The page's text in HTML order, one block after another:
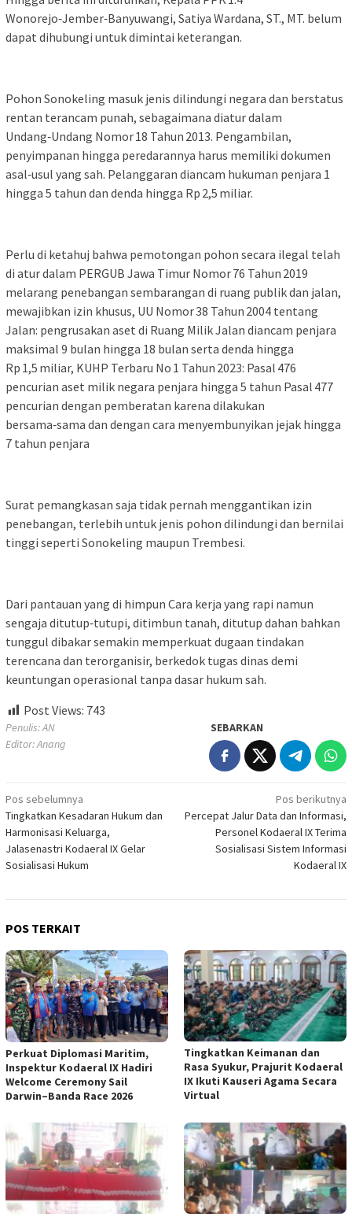
Wonorejo‑Jember‑Banyuwangi, Satiya Wardana, ST., MT. belum
dapat dihubungi untuk dimintai keterangan.
Pohon Sonokeling masuk jenis dilindungi negara dan berstatus
rentan terancam punah, sebagaimana diatur dalam
Undang‑Undang Nomor 18 Tahun 2013. Pengambilan,
penyimpanan hingga peredarannya harus memiliki dokumen
asal‑usul yang sah. Pelanggaran diancam hukuman penjara 1
hingga 5 tahun dan denda hingga Rp 2,5 miliar.
Perlu di ketahuj bahwa pemotongan pohon secara ilegal telah
di atur dalam PERGUB Jawa Timur Nomor 76 Tahun 2019
melarang penebangan sembarangan di ruang publik dan jalan,
mewajibkan izin khusus, UU Nomor 38 Tahun 2004 tentang
Jalan: pengrusakan aset di Ruang Milik Jalan diancam penjara
maksimal 9 bulan hingga 18 bulan serta denda hingga
Rp 1,5 miliar, KUHP Terbaru No 1 Tahun 2023: Pasal 476
pencurian aset milik negara penjara hingga 5 tahun Pasal 477
pencurian dengan pemberatan karena dilakukan
bersama‑sama dan dengan cara menyembunyikan jejak hingga
7 tahun penjara
Surat pemangkasan saja tidak pernah menggantikan izin
penebangan, terlebih untuk jenis pohon dilindungi dan bernilai
tinggi seperti Sonokeling maupun Trembesi.
Dari pantauan yang di himpun Cara kerja yang rapi namun
sengaja ditutup‑tutupi, ditimbun tanah, ditutup dahan bahkan
tunggul dibakar semakin memperkuat dugaan tindakan
terencana dan terorganisir, berkedok tugas dinas demi
keuntungan operasional tanpa dasar hukum sah.
Post Views: 743
Penulis: AN
Editor: Anang
SEBARKAN
Navigasi
pos
Pos sebelumnya
Tingkatkan Kesadaran Hukum dan
Harmonisasi Keluarga,
Jalasenastri Kodaeral IX Gelar
Sosialisasi Hukum
Pos berikutnya
Percepat Jalur Data dan Informasi,
Personel Kodaeral IX Terima
Sosialisasi Sistem Informasi
Kodaeral IX
POS TERKAIT
Perkuat Diplomasi Maritim,
Inspektur Kodaeral IX Hadiri
Welcome Ceremony Sail
Darwin–Banda Race 2026
Tingkatkan Keimanan dan
Rasa Syukur, Prajurit Kodaeral
IX Ikuti Kauseri Agama Secara
Virtual